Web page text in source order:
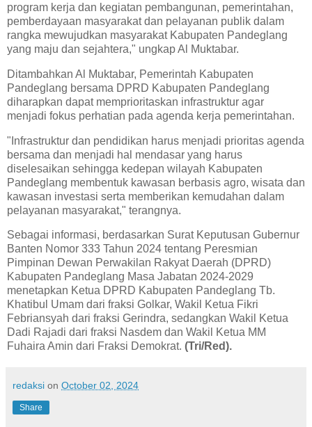
program kerja dan kegiatan pembangunan, pemerintahan,
pemberdayaan masyarakat dan pelayanan publik dalam
rangka mewujudkan masyarakat Kabupaten Pandeglang
yang maju dan sejahtera," ungkap Al Muktabar.
Ditambahkan Al Muktabar, Pemerintah Kabupaten
Pandeglang bersama DPRD Kabupaten Pandeglang
diharapkan dapat memprioritaskan infrastruktur agar
menjadi fokus perhatian pada agenda kerja pemerintahan.
"Infrastruktur dan pendidikan harus menjadi prioritas agenda
bersama dan menjadi hal mendasar yang harus
diselesaikan sehingga kedepan wilayah Kabupaten
Pandeglang membentuk kawasan berbasis agro, wisata dan
kawasan investasi serta memberikan kemudahan dalam
pelayanan masyarakat," terangnya.
Sebagai informasi, berdasarkan Surat Keputusan Gubernur
Banten Nomor 333 Tahun 2024 tentang Peresmian
Pimpinan Dewan Perwakilan Rakyat Daerah (DPRD)
Kabupaten Pandeglang Masa Jabatan 2024-2029
menetapkan Ketua DPRD Kabupaten Pandeglang Tb.
Khatibul Umam dari fraksi Golkar, Wakil Ketua Fikri
Febriansyah dari fraksi Gerindra, sedangkan Wakil Ketua
Dadi Rajadi dari fraksi Nasdem dan Wakil Ketua MM
Fuhaira Amin dari Fraksi Demokrat. (Tri/Red).
redaksi on October 02, 2024
Share